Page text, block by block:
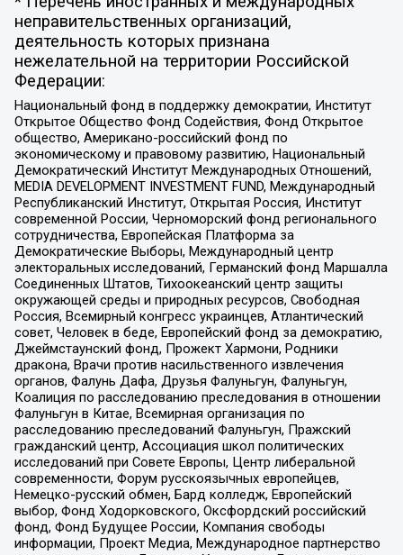
неправительственных организаций,
деятельность которых признана
нежелательной на территории Российской
Федерации:
Национальный фонд в поддержку демократии, Институт
Открытое Общество Фонд Содействия, Фонд Открытое
общество, Американо-российский фонд по
экономическому и правовому развитию, Национальный
Демократический Институт Международных Отношений,
MEDIA DEVELOPMENT INVESTMENT FUND, Международный
Республиканский Институт, Открытая Россия, Институт
современной России, Черноморский фонд регионального
сотрудничества, Европейская Платформа за
Демократические Выборы, Международный центр
электоральных исследований, Германский фонд Маршалла
Соединенных Штатов, Тихоокеанский центр защиты
окружающей среды и природных ресурсов, Свободная
Россия, Всемирный конгресс украинцев, Атлантический
совет, Человек в беде, Европейский фонд за демократию,
Джеймстаунский фонд, Прожект Хармони, Родники
дракона, Врачи против насильственного извлечения
органов, Фалунь Дафа, Друзья Фалуньгун, Фалуньгун,
Коалиция по расследованию преследования в отношении
Фалуньгун в Китае, Всемирная организация по
расследованию преследований Фалуньгун, Пражский
гражданский центр, Ассоциация школ политических
исследований при Совете Европы, Центр либеральной
современности, Форум русскоязычных европейцев,
Немецко-русский обмен, Бард колледж, Европейский
выбор, Фонд Ходорковского, Оксфордский российский
фонд, Фонд Будущее России, Компания свободы
информации, Проект Медиа, Международное партнерство